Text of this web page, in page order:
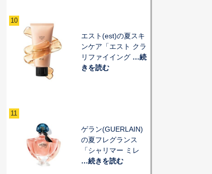
10
エスト(est)の夏スキ
ンケア「エスト クラ
リファイイング …続
きを読む
11
ゲラン(GUERLAIN)
の夏フレグランス
「シャリマー ミレ
…続きを読む